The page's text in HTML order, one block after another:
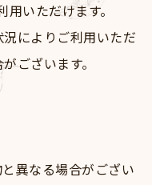
いただけます。
によりご利用いただ
ございます。
異なる場合がござい